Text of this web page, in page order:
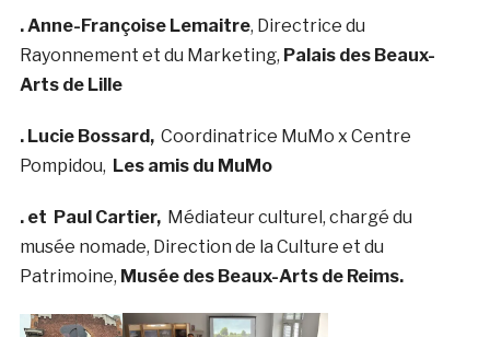
. Anne-Françoise Lemaitre, Directrice du
Rayonnement et du Marketing, Palais des Beaux-
Arts de Lille
. Lucie Bossard, Coordinatrice MuMo x Centre
Pompidou, Les amis du MuMo
. et Paul Cartier, Médiateur culturel, chargé du
musée nomade, Direction de la Culture et du
Patrimoine, Musée des Beaux-Arts de Reims.